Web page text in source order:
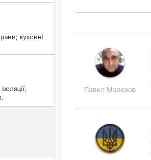
кухонні
Павел Морозов